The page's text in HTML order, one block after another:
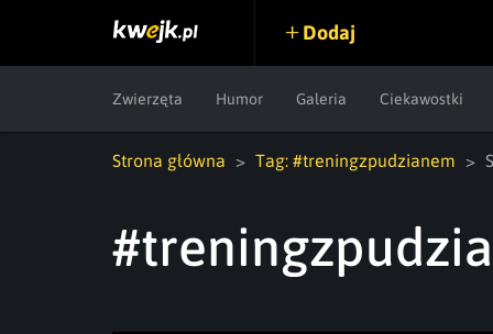
Dodaj
Zwierzęta Humor Galeria Ciekawostki
Strona główna Tag: #treningzpudzianem